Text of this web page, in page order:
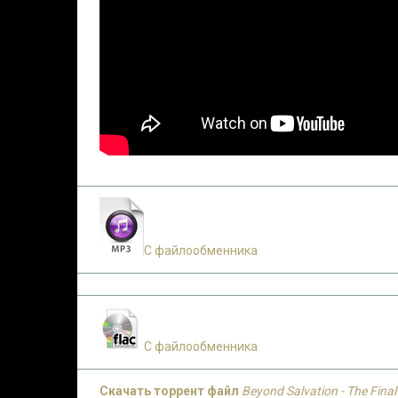
С файлообменника
С файлообменника
Скачать торрент файл Beyond Salvation - The